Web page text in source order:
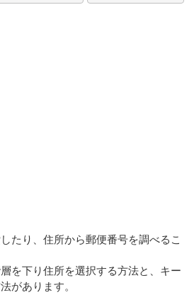
たり、住所から郵便番号を調べるこ
を下り住所を選択する方法と、キー
があります。